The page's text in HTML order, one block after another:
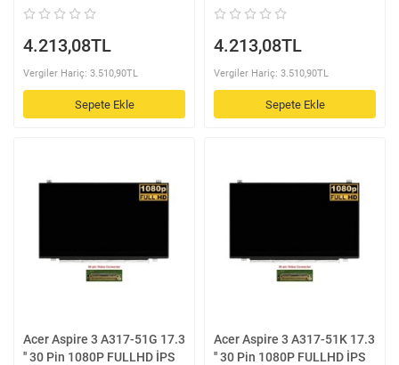
4.213,08TL
Vergiler Hariç: 3.510,90TL
Sepete Ekle
4.213,08TL
Vergiler Hariç: 3.510,90TL
Sepete Ekle
Acer Aspire 3 A317-51G 17.3
'' 30 Pin 1080P FULLHD İPS
Acer Aspire 3 A317-51K 17.3
'' 30 Pin 1080P FULLHD İPS